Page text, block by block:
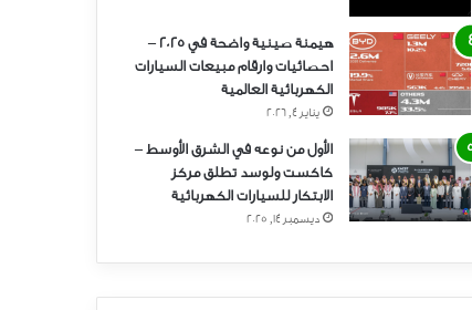
هيمنة صينية واضحة في 2025 –
احصائيات وارقام مبيعات السيارات
الكهربائية العالمية
يناير 4, 2026
الأول من نوعه في الشرق الأوسط –
كاكست ولوسد تطلق مركز
الابتكار للسيارات الكهربائية
ديسمبر 14, 2025